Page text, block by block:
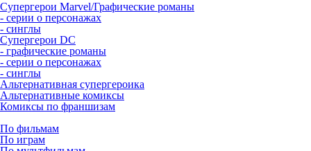
Супергерои Marvel/Графические романы
- серии о персонажах
- синглы
Супергерои DC
- графические романы
- серии о персонажах
- синглы
Альтернативная супергероика
Альтернативные комиксы
Комиксы по франшизам
По фильмам
По играм